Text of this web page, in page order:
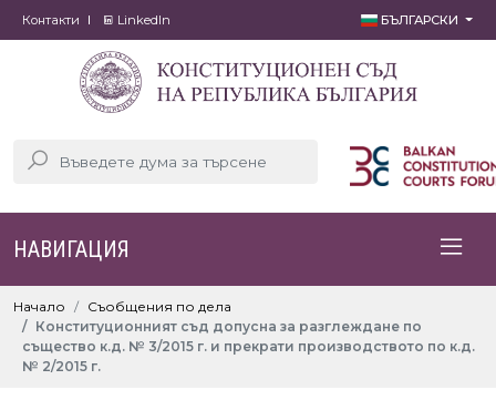
Контакти LinkedIn БЪЛГАРСКИ
НАВИГАЦИЯ
Начало
Съобщения по дела
Конституционният съд допусна за разглеждане по
същество к.д. № 3/2015 г. и прекрати производството по к.д.
№ 2/2015 г.